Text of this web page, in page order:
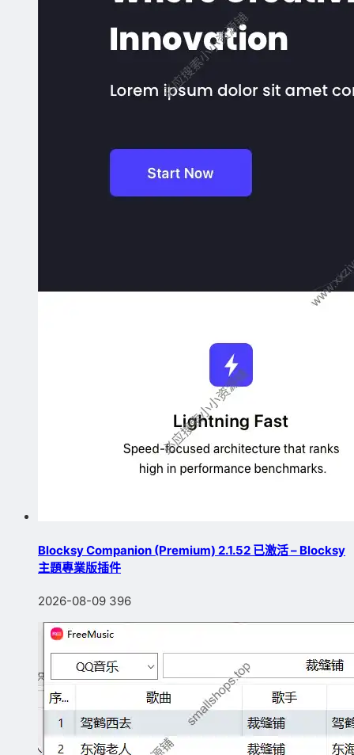
Blocksy Companion (Premium) 2.1.52 已激活 – Blocksy
主題專業版插件
2026-08-09 396